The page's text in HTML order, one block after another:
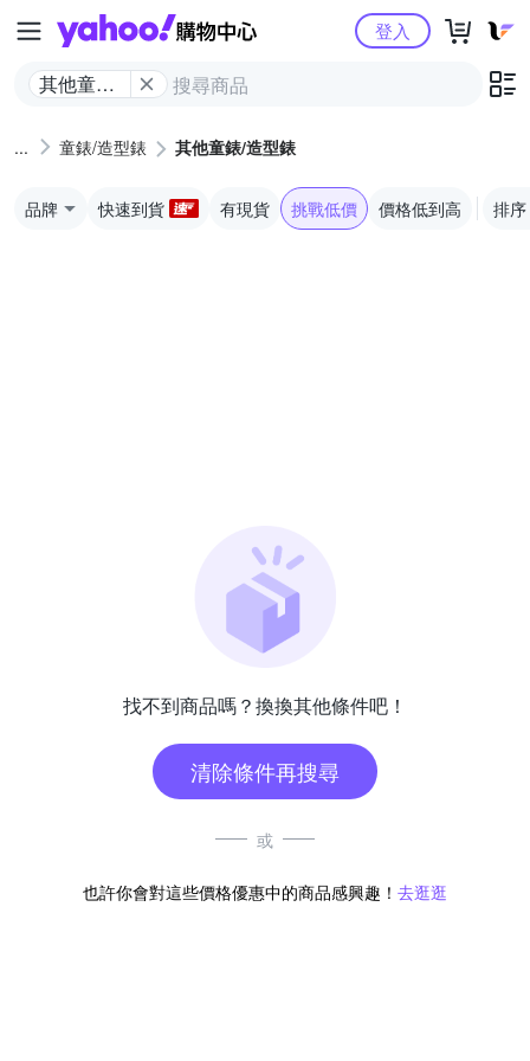
Yahoo購物中心
其他童錶/
登入
童錶/造型錶 其他童錶/造型錶
品牌 快速到貨 有現貨 挑戰低價 價格低到高 排序
找不到商品嗎？換換其他條件吧！
清除條件再搜尋
或
也許你會對這些價格優惠中的商品感興趣！ 去逛逛